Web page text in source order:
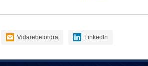
Vidarebefordra LinkedIn